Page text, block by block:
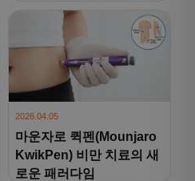
2026.04.05
마운자로 퀵펜(Mounjaro
KwikPen) 비만 치료의 새
로운 패러다임